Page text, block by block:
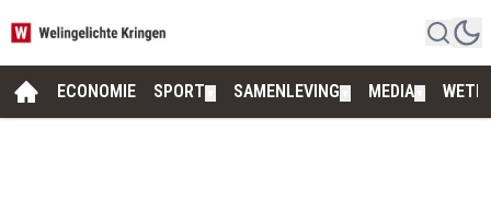
ECONOMIE SPORT SAMENLEVING MEDIA